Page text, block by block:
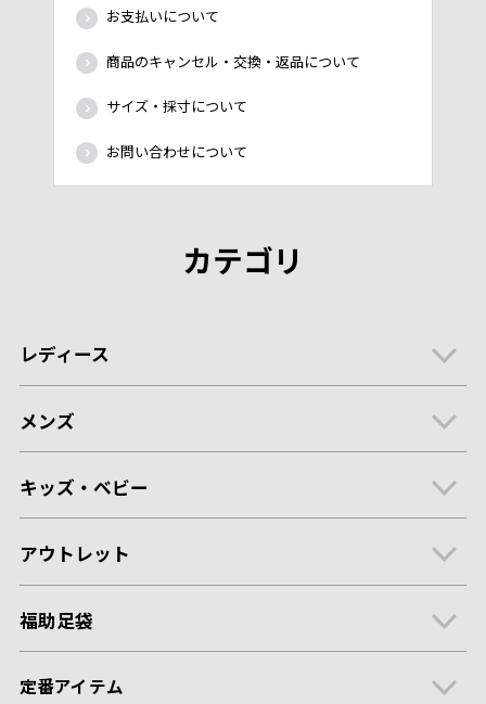
お支払いについて
商品のキャンセル・交換・返品について
サイズ・採寸について
お問い合わせについて
カテゴリ
レディース
メンズ
キッズ・ベビー
アウトレット
福助足袋
定番アイテム